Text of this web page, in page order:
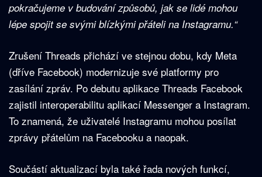
pokračujeme v budování způsobů, jak se lidé mohou
lépe spojit se svými blízkými přáteli na Instagramu.“
Zrušení Threads přichází ve stejnou dobu, kdy Meta
(dříve Facebook) modernizuje své platformy pro
zasílání zpráv. Po debutu aplikace Threads Facebook
zajistil interoperabilitu aplikací Messenger a Instagram.
To znamená, že uživatelé Instagramu mohou posílat
zprávy přátelům na Facebooku a naopak.
Součástí aktualizací byla také řada nových funkcí,